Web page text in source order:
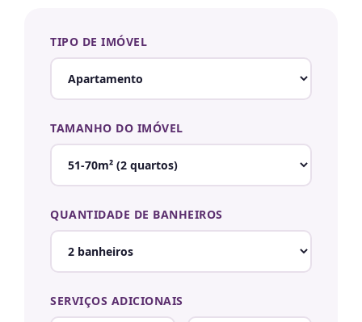
TIPO DE IMÓVEL
TAMANHO DO IMÓVEL
QUANTIDADE DE BANHEIROS
SERVIÇOS ADICIONAIS